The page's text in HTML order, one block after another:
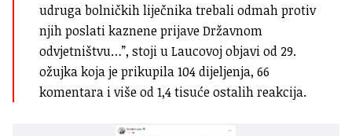
udruga bolničkih liječnika trebali odmah protiv
njih poslati kaznene prijave Državnom
odvjetništvu…”, stoji u Laucovoj objavi od 29.
ožujka koja je prikupila 104 dijeljenja, 66
komentara i više od 1,4 tisuće ostalih reakcija.